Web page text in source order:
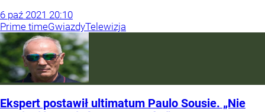
6 paź 2021 20:10
Prime timeGwiazdyTelewizja
Ekspert postawił ultimatum Paulo Sousie. „Nie